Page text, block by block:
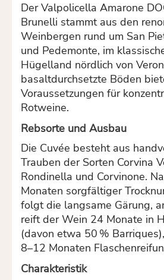
Der Valpolicella Amarone
Brunelli stammt aus den
Weinbergen rund um San
und Pedemonte, im
Hügelland nördlich von
basaltdurchsetzte Böden
Voraussetzungen für
Rotweine.
Rebsorte und Ausbau
Die Cuvée besteht aus
Trauben der Sorten Corvina
Rondinella und Corvinone.
Monaten sorgfältiger
folgt die langsame Gärung,
reift der Wein 24 Monate in
(davon etwa 50 %
8–12 Monaten
Charakteristik